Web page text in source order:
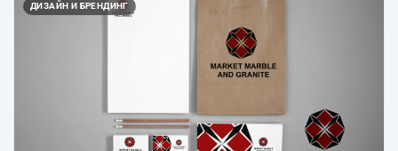
ДИЗАЙН И БРЕНДИНГ